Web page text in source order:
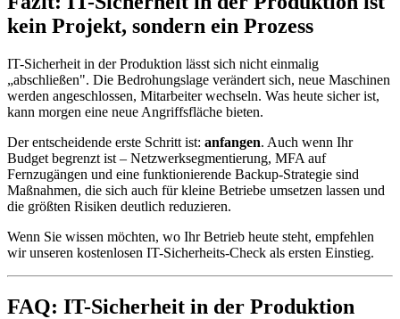
kein Projekt, sondern ein Prozess
IT-Sicherheit in der Produktion lässt sich nicht einmalig
„abschließen". Die Bedrohungslage verändert sich, neue Maschinen
werden angeschlossen, Mitarbeiter wechseln. Was heute sicher ist,
kann morgen eine neue Angriffsfläche bieten.
Der entscheidende erste Schritt ist: anfangen. Auch wenn Ihr
Budget begrenzt ist – Netzwerksegmentierung, MFA auf
Fernzugängen und eine funktionierende Backup-Strategie sind
Maßnahmen, die sich auch für kleine Betriebe umsetzen lassen und
die größten Risiken deutlich reduzieren.
Wenn Sie wissen möchten, wo Ihr Betrieb heute steht, empfehlen
wir unseren kostenlosen IT-Sicherheits-Check als ersten Einstieg.
FAQ: IT-Sicherheit in der Produktion